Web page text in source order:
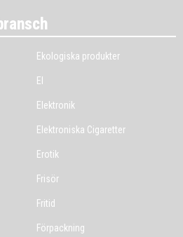
Ekologiska produkter
El
Elektronik
Elektroniska Cigaretter
Erotik
Frisör
Fritid
Förpackning